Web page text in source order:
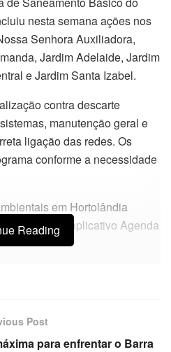
nesta semana ações nos
Senhora Auxiliadora,
Jardim Adelaide, Jardim
e Jardim Santa Izabel.
contra descarte
manutenção geral e
ligação das redes. Os
conforme a necessidade
em Hortolândia
pelo aplicativo Agenda
Reading
Post
para enfrentar o Barra